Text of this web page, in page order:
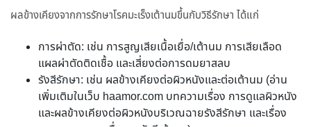
ผลข้างเคียงจากการรักษาโรคมะเร็งเต้านมขึ้นกับวิธีรักษา ได้แก่
การผ่าตัด: เช่น การสูญเสียเนื้อเยื่อ/เต้านม การเสียเลือด
แผลผ่าตัดติดเชื้อ และเสี่ยงต่อการดมยาสลบ
รังสีรักษา: เช่น ผลข้างเคียงต่อผิวหนังและต่อเต้านม (อ่าน
เพิ่มเติมในเว็บ haamor.com บทความเรื่อง การดูแลผิวหนัง
และผลข้างเคียงต่อผิวหนังบริเวณฉายรังสีรักษา และเรื่อง